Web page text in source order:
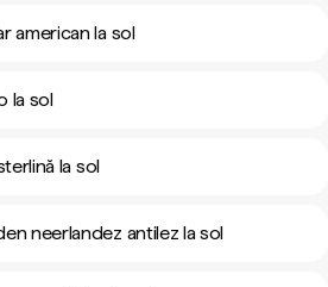
american la sol
la sol
la sol
neerlandez antilez la sol